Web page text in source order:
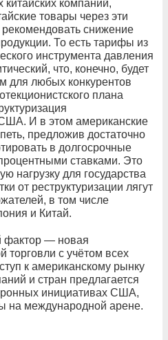
компаний,
товары через эти
снижение
То есть тарифы из
инструмента давления
что, конечно, будет
любых конкурентов
плана
США. И в этом американские
предложив достаточно
в долгосрочные
ставками. Это
нагрузку для государства
от реструктуризации лягут
в том числе
и Китай.
фактор — новая
торговли с учётом всех
к американскому рынку
и стран предлагается
инициативах США,
на международной арене.